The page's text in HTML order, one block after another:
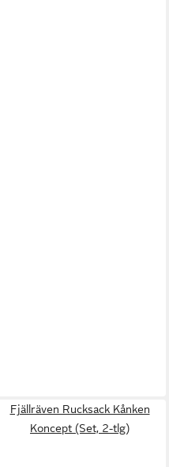
Fjällräven Rucksack Kånken
Koncept (Set, 2-tlg)